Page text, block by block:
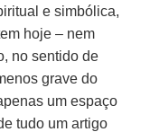
e simbólica,
hoje – nem
no sentido de
grave do
um espaço
tudo um artigo